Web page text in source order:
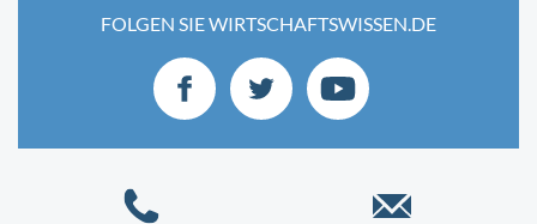
FOLGEN SIE WIRTSCHAFTSWISSEN.DE